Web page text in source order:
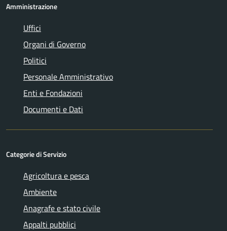
Amministrazione
Uffici
Organi di Governo
Politici
Personale Amministrativo
Enti e Fondazioni
Documenti e Dati
Categorie di Servizio
Agricoltura e pesca
Ambiente
Anagrafe e stato civile
Appalti pubblici